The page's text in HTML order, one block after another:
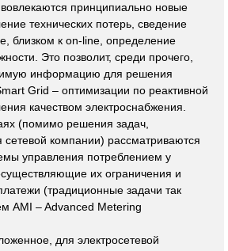
принципиально новые
технических потерь, сведение
близком к on-line, определение
Это позволит, среди прочего,
информацию для решения
Grid – оптимизации по реактивной
качеством электроснабжения.
(помимо решения задач,
компании) рассматриваются
управления потреблением у
их ограничения и
(традиционные задачи так
AMI – Advanced Metering
для электросетевой